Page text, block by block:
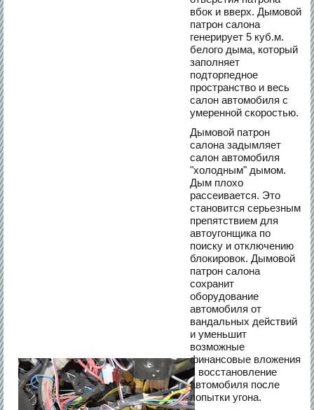
вбок и вверх. Дымовой
патрон салона
генерирует 5 куб.м.
белого дыма, который
заполняет
подторпедное
пространство и весь
салон автомобиля с
умеренной скоростью.
Дымовой патрон
салона задымляет
салон автомобиля
"холодным" дымом.
Дым плохо
рассеивается. Это
становится серьезным
препятствием для
автоугонщика по
поиску и отключению
блокировок. Дымовой
патрон салона
сохранит
оборудование
автомобиля от
вандальных действий
и уменьшит
возможные
финансовые вложения
в восстановление
автомобиля после
попытки угона.